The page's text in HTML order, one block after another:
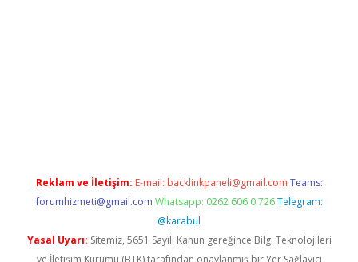
Reklam ve İletişim: E-mail: backlinkpaneli@gmail.com Teams:
forumhizmeti@gmail.com Whatsapp: 0262 606 0 726 Telegram:
@karabul
Yasal Uyarı: Sitemiz, 5651 Sayılı Kanun gereğince Bilgi Teknolojileri
ve İletişim Kurumu (BTK) tarafından onaylanmış bir Yer Sağlayıcı